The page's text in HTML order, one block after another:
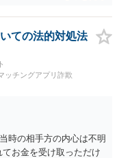
ての法的対処法
ッチングアプリ詐欺
時の相手方の内心は不明
お金を受け取っただけ